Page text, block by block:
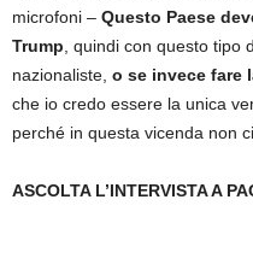
microfoni – Questo Paese
Trump, quindi con questo tipo
nazionaliste, o se invece fare
che io credo essere la unica
perché in questa vicenda non
ASCOLTA L’INTERVISTA A